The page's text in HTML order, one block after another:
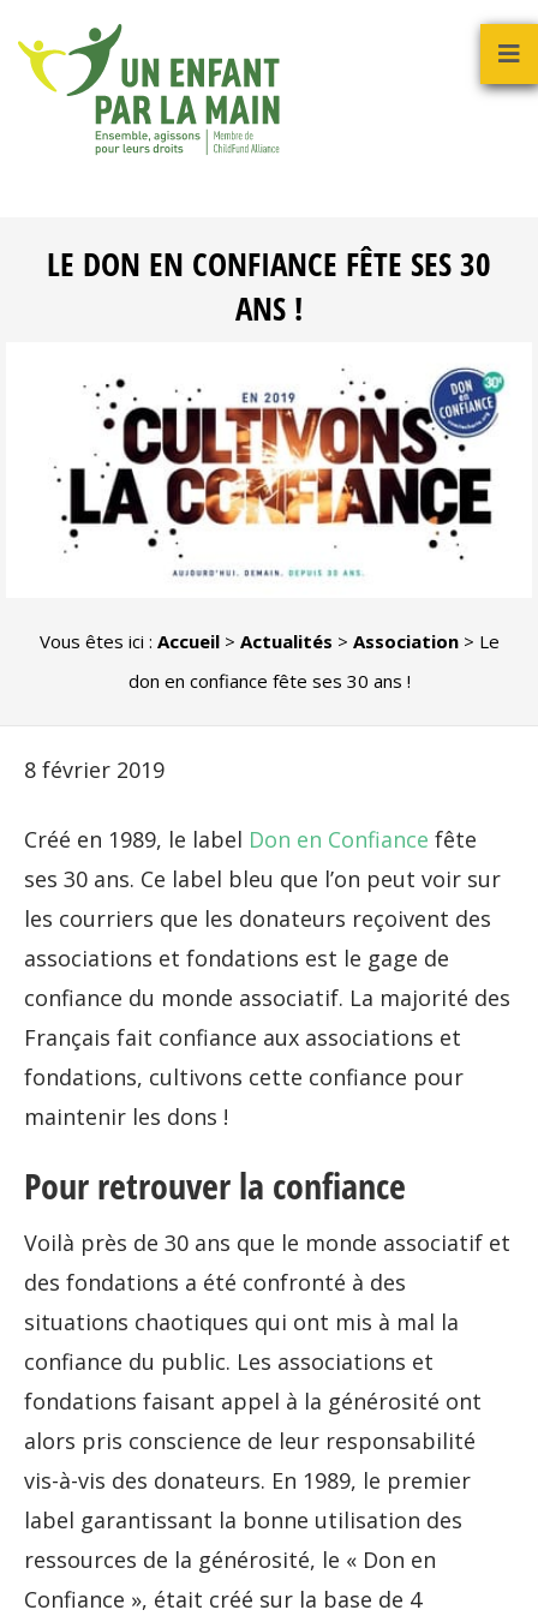
LE DON EN CONFIANCE FÊTE SES 30
ANS !
Vous êtes ici : Accueil> Actualités > Association> Le
don en confiance fête ses 30 ans !
8 février 2019
Créé en 1989, le label Don en Confiance fête
ses 30 ans. Ce label bleu que l’on peut voir sur
les courriers que les donateurs reçoivent des
associations et fondations est le gage de
confiance du monde associatif. La majorité des
Français fait confiance aux associations et
fondations, cultivons cette confiance pour
maintenir les dons !
Pour retrouver la confiance
Voilà près de 30 ans que le monde associatif et
des fondations a été confronté à des
situations chaotiques qui ont mis à mal la
confiance du public. Les associations et
fondations faisant appel à la générosité ont
alors pris conscience de leur responsabilité
vis-à-vis des donateurs. En 1989, le premier
label garantissant la bonne utilisation des
ressources de la générosité, le « Don en
Confiance », était créé sur la base de 4